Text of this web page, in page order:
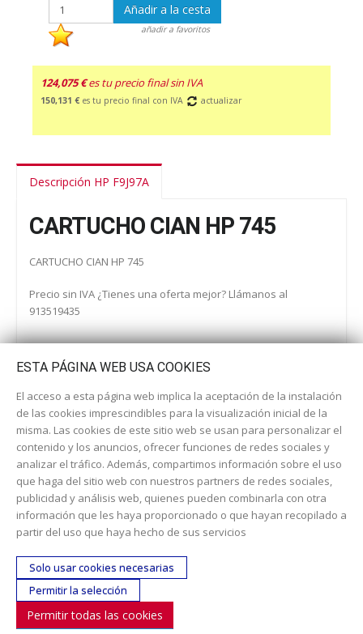
Añadir a la cesta
añadir a favoritos
124,075 € es tu precio final sin IVA
150,131 € es tu precio final con IVA actualizar
Descripción HP F9J97A
CARTUCHO CIAN HP 745
CARTUCHO CIAN HP 745
Precio sin IVA ¿Tienes una oferta mejor? Llámanos al
913519435
Dirección:c/ Cercedilla nº 14, 28925 Alcorcón
Email:contacta aquí
Teléfono:913519435
SÍGUENOS
ESTA PÁGINA WEB USA COOKIES
El acceso a esta página web implica la aceptación de la instalación
de las cookies imprescindibles para la visualización inicial de la
misma. Las cookies de este sitio web se usan para personalizar el
contenido y los anuncios, ofrecer funciones de redes sociales y
analizar el tráfico. Además, compartimos información sobre el uso
que haga del sitio web con nuestros partners de redes sociales,
publicidad y análisis web, quienes pueden combinarla con otra
información que les haya proporcionado o que hayan recopilado a
partir del uso que haya hecho de sus servicios
Solo usar cookies necesarias
Permitir la selección
Permitir todas las cookies